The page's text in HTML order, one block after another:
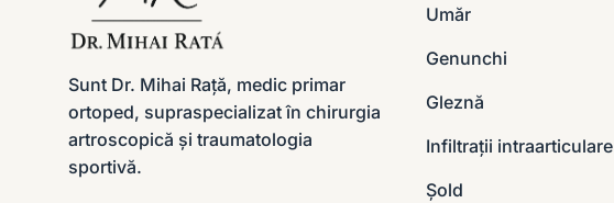
Sunt Dr. Mihai Rață, medic primar
ortoped, supraspecializat în chirurgia
artroscopică și traumatologia
sportivă.
Umăr
Genunchi
Gleznă
Infiltrații intraarticulare
Șold